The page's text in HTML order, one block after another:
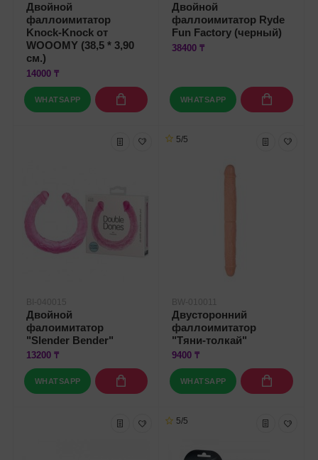
Двойной
фаллоимитатор
Knock-Knock от
WOOOMY (38,5 * 3,90
см.)
14000 ₸
WHATSAPP
Двойной
фаллоимитатор Ryde
Fun Factory (черный)
38400 ₸
WHATSAPP
BI-040015
Двойной
фалоимитатор
"Slender Bender"
13200 ₸
WHATSAPP
5/5
BW-010011
Двусторонний
фаллоимитатор
"Тяни-толкай"
9400 ₸
WHATSAPP
5/5